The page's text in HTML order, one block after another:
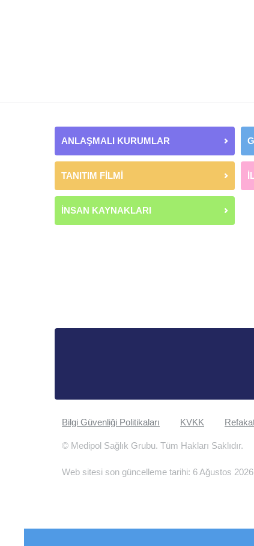
ANLAŞMALI KURUMLAR
TANITIM FİLMİ
İNSAN KAYNAKLARI
Bilgi Güvenliği Politikaları KVKK
© Medipol Sağlık Grubu. Tüm Hakları Saklıdır.
Web sitesi son güncelleme tarihi: 6 Ağustos